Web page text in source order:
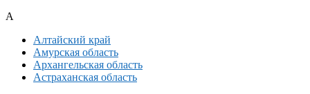
А
Алтайский край
Амурская область
Архангельская область
Астраханская область